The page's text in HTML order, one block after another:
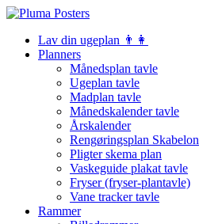
Lav din ugeplan 👨‍👩
Planners
Månedsplan tavle
Ugeplan tavle
Madplan tavle
Månedskalender tavle
Årskalender
Rengøringsplan Skabelon
Pligter skema plan
Vaskeguide plakat tavle
Fryser (fryser-plantavle)
Vane tracker tavle
Rammer